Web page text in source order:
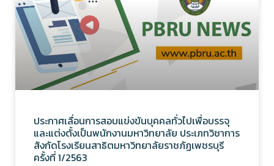
ประกาศเลื่อนการสอบแข่งขันบุคคลทั่วไปเพื่อบรรจุ
และแต่งตั้งเป็นพนักงานมหาวิทยาลัย ประเภทวิชาการ
สังกัดโรงเรียนสาธิตมหาวิทยาลัยราชภัฏเพชรบุรี
ครั้งที่ 1/2563